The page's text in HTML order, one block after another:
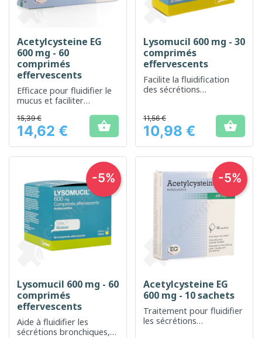
Acetylcysteine EG
600 mg - 60
comprimés
effervescents
Efficace pour fluidifier le
mucus et faciliter
Prix
15,39 €
14,62 € 
Lysomucil 600 mg - 30
comprimés
effervescents
Facilite la fluidification
des sécrétions
amélioré
Prix
11,56 €
10,98 € 
Lysomucil 600 mg - 60
comprimés
effervescents
Aide à fluidifier les
sécrétions bronchiques,
-5%
Acetylcysteine EG
600 mg - 10 sachets
Traitement pour fluidifier
les sécrétions
-5%